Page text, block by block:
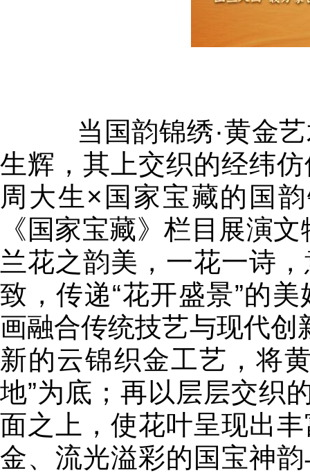
当国韵锦绣·黄金艺
生辉，其上交织的经纬
周大生×国家宝藏的国
《国家宝藏》栏目展演
兰花之韵美，一花一诗
致，传递“花开盛景”的
画融合传统技艺与现代
新的云锦织金工艺，将
地”为底；再以层层交织
面之上，使花叶呈现出
金、流光溢彩的国宝神